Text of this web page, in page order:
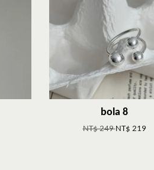
bola 8
NT$ 249NT$ 219